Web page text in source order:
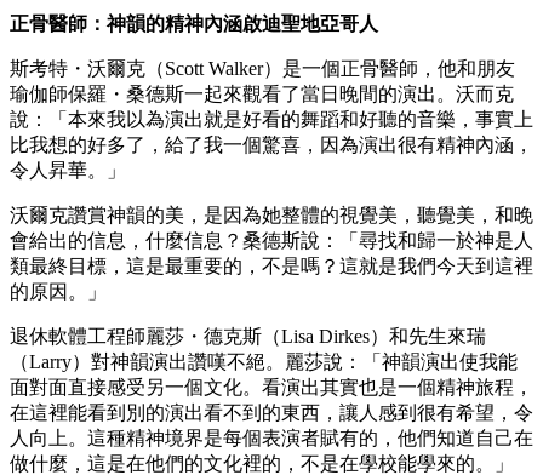
正骨醫師：神韻的精神內涵啟迪聖地亞哥人
斯考特・沃爾克（Scott Walker）是一個正骨醫師，他和朋友
瑜伽師保羅・桑德斯一起來觀看了當日晚間的演出。沃而克
說：「本來我以為演出就是好看的舞蹈和好聽的音樂，事實上
比我想的好多了，給了我一個驚喜，因為演出很有精神內涵，
令人昇華。」
沃爾克讚賞神韻的美，是因為她整體的視覺美，聽覺美，和晚
會給出的信息，什麼信息？桑德斯說：「尋找和歸一於神是人
類最終目標，這是最重要的，不是嗎？這就是我們今天到這裡
的原因。」
退休軟體工程師麗莎・德克斯（Lisa Dirkes）和先生來瑞
（Larry）對神韻演出讚嘆不絕。麗莎說：「神韻演出使我能
面對面直接感受另一個文化。看演出其實也是一個精神旅程，
在這裡能看到別的演出看不到的東西，讓人感到很有希望，令
人向上。這種精神境界是每個表演者賦有的，他們知道自己在
做什麼，這是在他們的文化裡的，不是在學校能學來的。」